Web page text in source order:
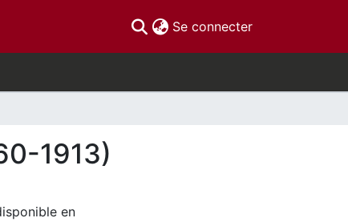
Se connecter(current)
1913)
en